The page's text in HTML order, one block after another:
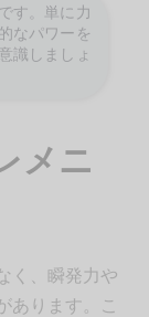
す。単に力
なパワーを
識しましょ
メニ
く、瞬発力や
あります。こ